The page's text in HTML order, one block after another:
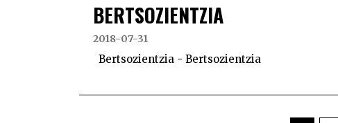
BERTSOZIENTZIA
2018-07-31
Bertsozientzia - Bertsozientzia